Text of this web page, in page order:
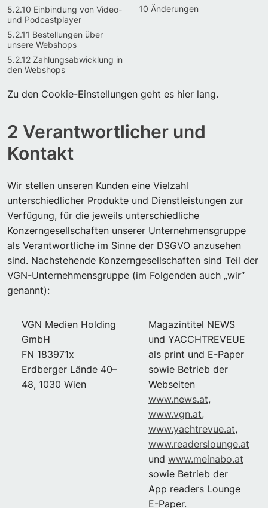
5.2.10 Einbindung von Video-
und Podcastplayer
5.2.11 Bestellungen über
unsere Webshops
5.2.12 Zahlungsabwicklung in
den Webshops
10 Änderungen
Zu den Cookie-Einstellungen geht es hier lang.
2 Verantwortlicher und
Kontakt
Wir stellen unseren Kunden eine Vielzahl
unterschiedlicher Produkte und Dienstleistungen zur
Verfügung, für die jeweils unterschiedliche
Konzerngesellschaften unserer Unternehmensgruppe
als Verantwortliche im Sinne der DSGVO anzusehen
sind. Nachstehende Konzerngesellschaften sind Teil der
VGN-Unternehmensgruppe (im Folgenden auch „wir“
genannt):
VGN Medien Holding
GmbH
FN 183971x
Erdberger Lände 40–
48, 1030 Wien
Magazintitel NEWS
und YACCHTREVEUE
als print und E-Paper
sowie Betrieb der
Webseiten
www.news.at,
www.vgn.at,
www.yachtrevue.at,
www.readerslounge.at
und www.meinabo.at
sowie Betrieb der
App readers Lounge
E-Paper.